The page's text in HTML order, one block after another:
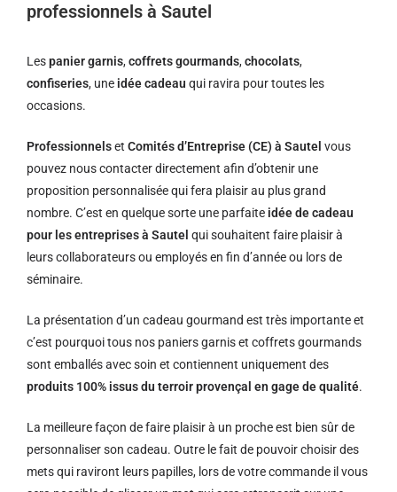
professionnels à Sautel
Lespanier garnis,coffrets gourmands,chocolats,
confiseries, une idée cadeau qui ravira pour toutes les
occasions.
Professionnelset Comités d’Entreprise (CE) à Sautel vous
pouvez nous contacter directement afin d’obtenir une
proposition personnalisée qui fera plaisir au plus grand
nombre. C’est en quelque sorte une parfaite idée de cadeau
pour les entreprises à Sautel qui souhaitent faire plaisir à
leurs collaborateurs ou employés en fin d’année ou lors de
séminaire.
La présentation d’un cadeau gourmand est très importante et
c’est pourquoi tous nos paniers garnis et coffrets gourmands
sont emballés avec soin et contiennent uniquement des
produits 100% issus du terroir provençal en gage de qualité.
La meilleure façon de faire plaisir à un proche est bien sûr de
personnaliser son cadeau. Outre le fait de pouvoir choisir des
mets qui raviront leurs papilles, lors de votre commande il vous